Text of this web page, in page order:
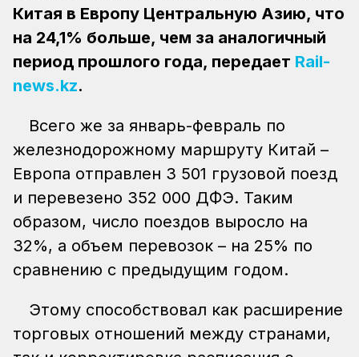
Китая в Европу Центральную Азию, что
на 24,1% больше, чем за аналогичный
период прошлого года, передает Rail-
news.kz.
Всего же за январь-февраль по
железнодорожному маршруту Китай –
Европа отправлен 3 501 грузовой поезд
и перевезено 352 000 ДФЭ. Таким
образом, число поездов выросло на
32%, а объем перевозок – на 25% по
сравнению с предыдущим годом.
Этому способствовал как расширение
торговых отношений между странами,